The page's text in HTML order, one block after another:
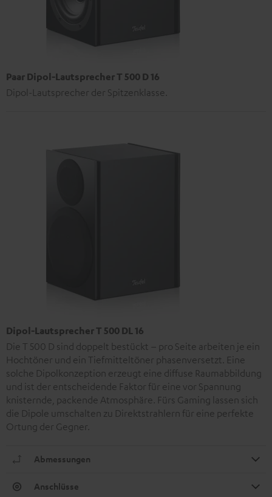
Paar Dipol-Lautsprecher T 500 D 16
Dipol-Lautsprecher der Spitzenklasse.
Dipol-Lautsprecher T 500 DL 16
Die T 500 D sind doppelt bestückt – pro Seite arbeiten je ein
Hochtöner und ein Tiefmitteltöner phasenversetzt. Eine
solche Dipolkonzeption erzeugt eine diffuse Raumabbildung
und ist der entscheidende Faktor für eine vor Spannung
knisternde, packende Atmosphäre. Fürs Gaming lassen sich
die Dipole umschalten zu Direktstrahlern für eine perfekte
Ortung der Gegner.
Abmessungen
Anschlüsse